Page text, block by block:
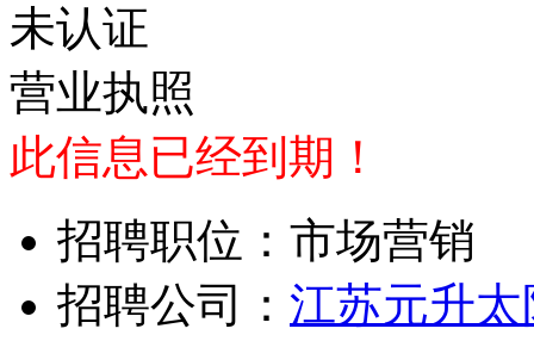
未认证
营业执照
此信息已经到期！
招聘职位：市场营销
招聘公司： 江苏元升